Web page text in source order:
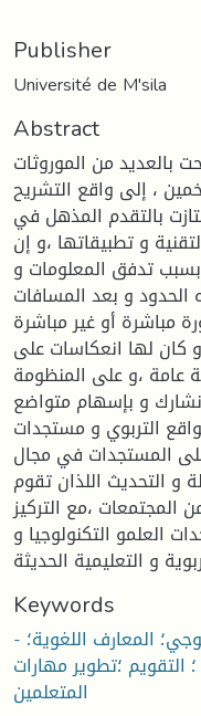
Publisher
Université de M'sila
Abstract
بالعديد من الموروثات
، إلى واقع التشريح
بالتقدم المذهل في
و تطبيقاتها ،و إن
بسبب تدفق المعلومات و
و بعد المسافات
مباشرة أو غير مباشرة
كان لها انعكاسات على
عامة ،و على المنظومة
نشارك و بإسهام متواضع
التربوي و مستجدات
على المستجدات في مجال
و التحديث اللذان تقوم
المجتمعات ،مع التركيز
العلمو التكنولوجيا و
و التعليمية الحديثة
Keywords
- التقدم العلمي ؛ التطور التكنولوجي؛ المعارف اللغوية؛
التقويم ؛تطوير مهارات
المتعلمين